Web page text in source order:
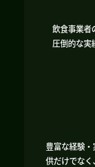
飲食事業者
圧倒的な実
豊富な経験・
供だけでなく